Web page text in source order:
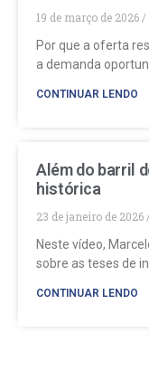
19 de março de 2026
Por que a oferta
a demanda
CONTINUAR LENDO
Além do barril
histórica
23 de janeiro de 2026
Neste vídeo,
sobre as teses de
CONTINUAR LENDO